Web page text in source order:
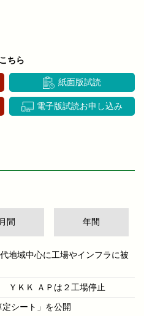
ちら
紙面版試読
電子版試読お申し込み
月間 年間
地域中心に工場やインフラに被
ＹＫＫ ＡＰは２工場停止
シート」を公開